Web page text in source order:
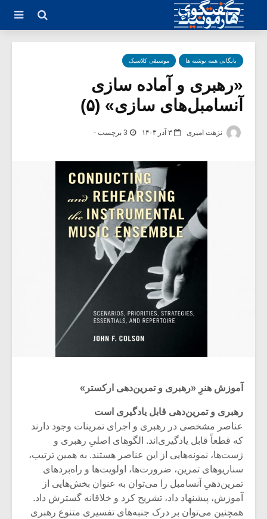
بایگانی همه نوشته ها موسیقی کلاسیک
«رهبری و آماده سازی
آنسامبل‌های سازی» (۵)
نزهت امیری ۳ آذر ۱۴۰۳ 3 برچسب -
آموزش هنرِ «رهبری و تمرین‌دهی ارکستر»
رهبری و تمرین‌دهی قابل یادگیری است
عناصر مشخصی در رهبری و اجرای تمرینات وجود دارند
که قطعاً قابل یادگیری‌اند. الگوهای اصلیِ رهبری و
ژست‌ها، نمونه‌هایی از این عناصر هستند. به همین ترتیب،
سناریوهای تمرین، ضرورت‌ها، اولویت‌ها و راه‌بردهای
تمرین‌دهیِ آنسامبل را می‌توان به عنوان بخش‌هایی از
آموزش، پیشنهاد داد، تشریح کرد و خلاقانه‌ گسترش داد.
همچنین می‌توان بر درک جنبه‌های تفسیری متنوع رهبری